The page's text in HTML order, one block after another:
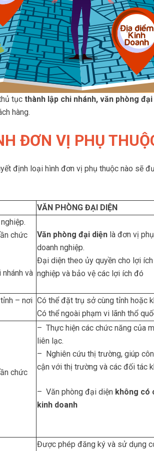
tục thành lập chi nhánh, văn phòng
hàng.
ĐƠN VỊ PHỤ
định loại hình đơn vị phụ thuộc nào sẽ
VĂN PHÒNG ĐẠI DIỆN
chức
nhánh và
Văn phòng đại diện là đơn vị
doanh nghiệp.
Đại diện theo ủy quyền cho lợi
nghiệp và bảo vệ các lợi ích đó
– nơi Có thể đặt trụ sở cùng tỉnh hoặc
Có thể ngoài phạm vi lãnh thổ
chức
– Thực hiện các chức năng của
liên lạc.
– Nghiên cứu thị trường, giúp
cận với thị trường và các đối tác
– Văn phòng đại diện không có
kinh doanh
Được phép đăng ký và sử dụng